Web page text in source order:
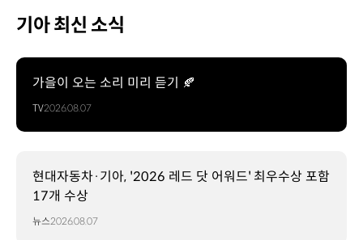
기아 최신 소식
가을이 오는 소리 미리 듣기 🍂
TV2026.08.07
현대자동차·기아, '2026 레드 닷 어워드' 최우수상 포함
17개 수상
뉴스2026.08.07